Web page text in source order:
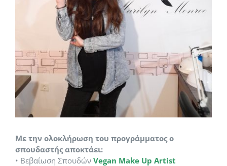
Με την ολοκλήρωση του προγράμματος ο
σπουδαστής αποκτάει:
• Βεβαίωση Σπουδών Vegan Make Up Artist